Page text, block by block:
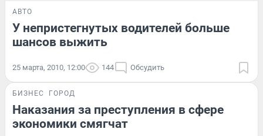
АВТО
У непристегнутых водителей больше
шансов выжить
25 марта, 2010, 12:00 144 Обсудить
БИЗНЕС ГОРОД
Наказания за преступления в сфере
экономики смягчат